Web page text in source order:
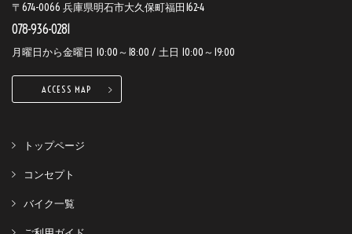
〒674-0066 兵庫県明石市大久保町福田162-4
078-936-0281
月曜日から金曜日 10:00～18:00 / 土日 10:00～19:00
ACCESS MAP
トップページ
コンセプト
バイク一覧